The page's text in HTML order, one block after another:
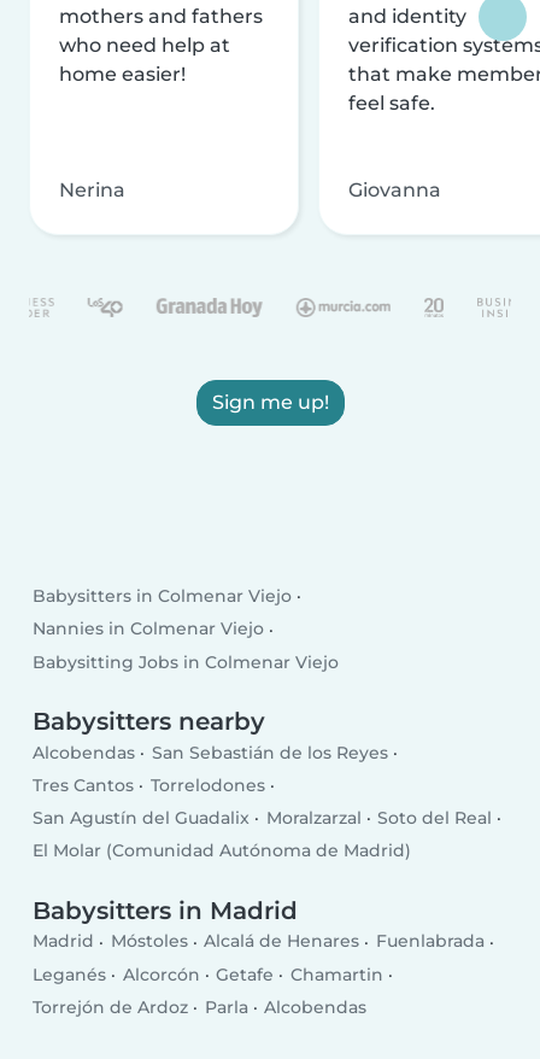
mothers and fathers
who need help at
home easier!
Nerina
and identity
verification
that make
feel safe.
Giovanna
Sign me up!
Babysitters in Colmenar Viejo
Nannies in Colmenar Viejo
Babysitting Jobs in Colmenar Viejo
Babysitters nearby
Alcobendas
San Sebastián de los Reyes
Tres Cantos
Torrelodones
San Agustín del Guadalix
Moralzarzal
Soto del Real
El Molar (Comunidad Autónoma de Madrid)
Babysitters in Madrid
Madrid Móstoles Alcalá de Henares
Fuenlabrada
Leganés
Alcorcón Getafe
Chamartin
Torrejón de Ardoz
Parla Alcobendas